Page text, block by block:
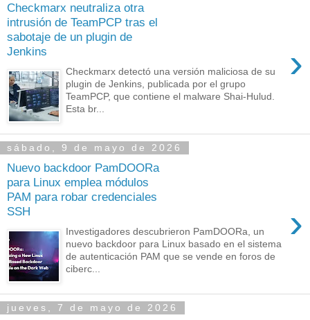
Checkmarx neutraliza otra
intrusión de TeamPCP tras el
sabotaje de un plugin de
Jenkins
›
Checkmarx detectó una versión maliciosa de su
plugin de Jenkins, publicada por el grupo
TeamPCP, que contiene el malware Shai-Hulud.
Esta br...
sábado, 9 de mayo de 2026
Nuevo backdoor PamDOORa
para Linux emplea módulos
PAM para robar credenciales
SSH
›
Investigadores descubrieron PamDOORa, un
nuevo backdoor para Linux basado en el sistema
de autenticación PAM que se vende en foros de
ciberc...
jueves, 7 de mayo de 2026